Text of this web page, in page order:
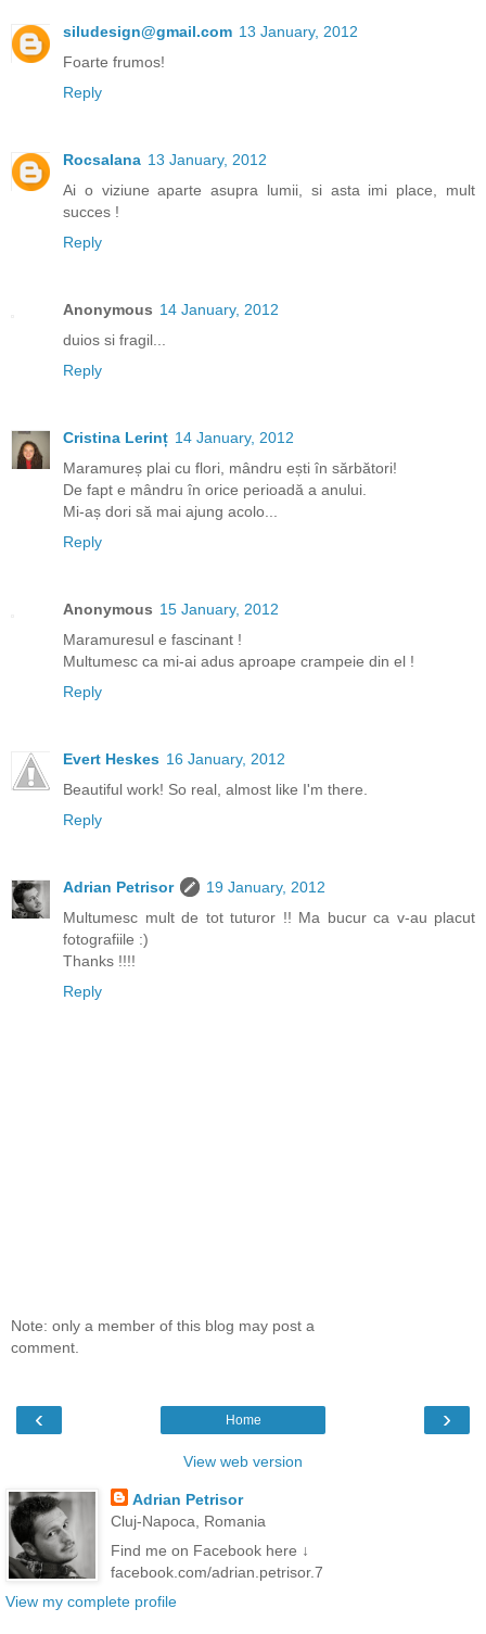
siludesign@gmail.com 13 January, 2012
Foarte frumos!
Reply
Rocsalana 13 January, 2012
Ai o viziune aparte asupra lumii, si asta imi place, mult
succes !
Reply
Anonymous 14 January, 2012
duios si fragil...
Reply
Cristina Lerinț 14 January, 2012
Maramureș plai cu flori, mândru ești în sărbători!
De fapt e mândru în orice perioadă a anului.
Mi-aș dori să mai ajung acolo...
Reply
Anonymous 15 January, 2012
Maramuresul e fascinant !
Multumesc ca mi-ai adus aproape crampeie din el !
Reply
Evert Heskes 16 January, 2012
Beautiful work! So real, almost like I'm there.
Reply
Adrian Petrisor
19 January, 2012
Multumesc mult de tot tuturor !! Ma bucur ca v-au placut
fotografiile :)
Thanks !!!!
Reply
Note: only a member of this blog may post a
comment.
‹ ›
Home
View web version
Adrian Petrisor
Cluj-Napoca, Romania
Find me on Facebook here ↓
facebook.com/adrian.petrisor.7
View my complete profile